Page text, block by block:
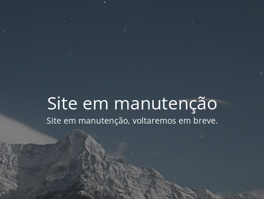
Site em manutenção
Site em manutenção, voltaremos em breve.